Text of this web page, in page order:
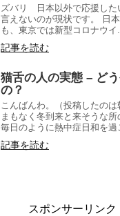
ズバリ 日本以外で応援した
言えないのが現状です。 日
も、東京では新型コロナウイ...
記事を読む
猫舌の人の実態 – ど
の？
こんばんわ。（投稿したのは
まもなく冬到来と来そうな所
毎日のように熱中症日和を過
記事を読む
スポンサーリンク